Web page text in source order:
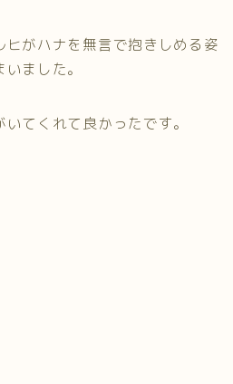
がハナを無言で抱きしめる姿
ました。
てくれて良かったです。